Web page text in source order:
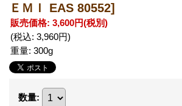
ＥＭＩ EAS 80552]
販売価格: 3,600円(税別)
(税込: 3,960円)
重量: 300g
数量: